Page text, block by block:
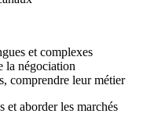
et complexes
la négociation
comprendre leur métier
et aborder les marchés